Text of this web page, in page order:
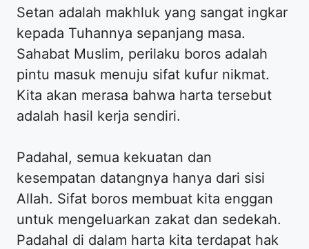
Setan adalah makhluk yang sangat ingkar
kepada Tuhannya sepanjang masa.
Sahabat Muslim, perilaku boros adalah
pintu masuk menuju sifat kufur nikmat.
Kita akan merasa bahwa harta tersebut
adalah hasil kerja sendiri.
Padahal, semua kekuatan dan
kesempatan datangnya hanya dari sisi
Allah. Sifat boros membuat kita enggan
untuk mengeluarkan zakat dan sedekah.
Padahal di dalam harta kita terdapat hak